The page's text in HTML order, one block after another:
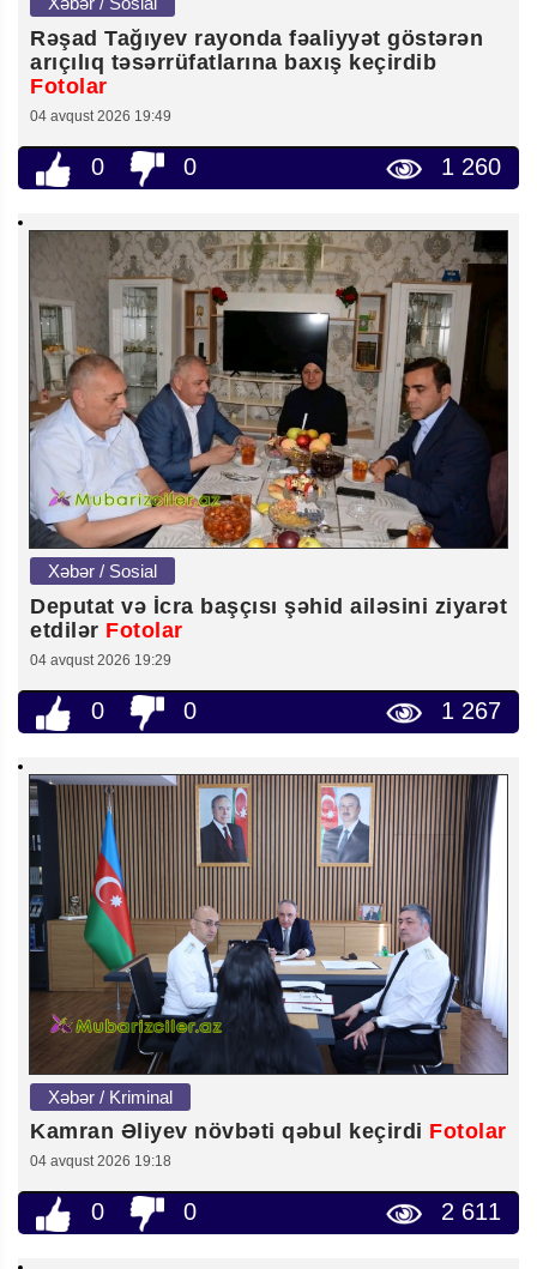
Rəşad Tağıyev rayonda fəaliyyət göstərən
arıçılıq təsərrüfatlarına baxış keçirdib
Fotolar
04 avqust 2026 19:49
0 0 1 260
Xəbər / Sosial
Deputat və İcra başçısı şəhid ailəsini ziyarət
etdilər Fotolar
04 avqust 2026 19:29
0 0 1 267
Xəbər / Kriminal
Kamran Əliyev növbəti qəbul keçirdi Fotolar
04 avqust 2026 19:18
0 0 2 611